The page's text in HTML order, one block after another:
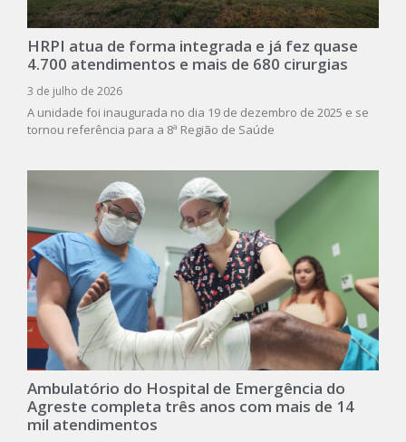
HRPI atua de forma integrada e já fez quase
4.700 atendimentos e mais de 680 cirurgias
3 de julho de 2026
A unidade foi inaugurada no dia 19 de dezembro de 2025 e se
tornou referência para a 8ª Região de Saúde
Ambulatório do Hospital de Emergência do
Agreste completa três anos com mais de 14
mil atendimentos